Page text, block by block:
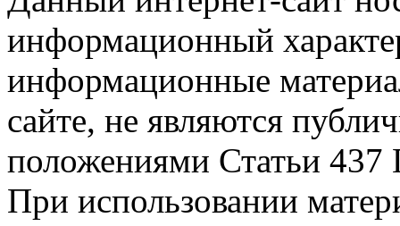
информационный
информационные
сайте, не являются
положениями Статьи 437
При использовании